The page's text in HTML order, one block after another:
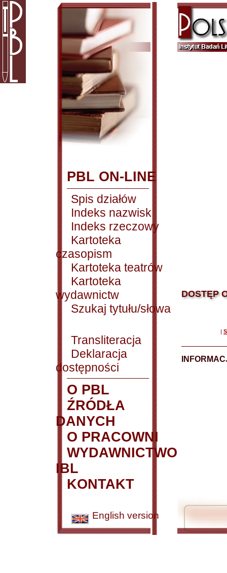
PBL ON-LINE
Spis działów
Indeks nazwisk
Indeks rzeczowy
Kartoteka
czasopism
Kartoteka teatrów
Kartoteka
wydawnictw
Szukaj tytułu/słowa
Transliteracja
Deklaracja
dostępności
O PBL
ŹRÓDŁA
DANYCH
O PRACOWNI
WYDAWNICTWO
IBL
KONTAKT
English version
DOSTĘP
|